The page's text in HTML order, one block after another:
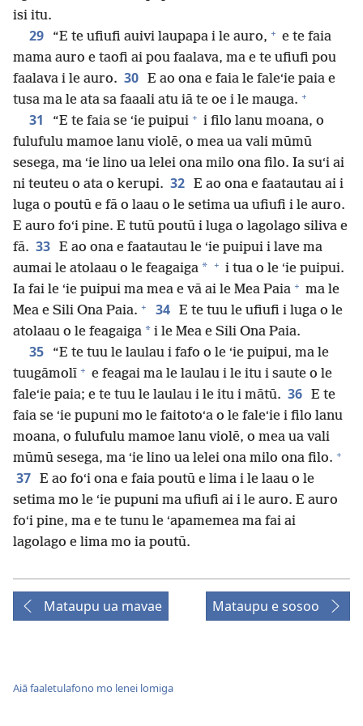
isi itu.
29 “E te ufiufi auivi laupapa i le auro, + e te faia
mama auro e taofi ai pou faalava, ma e te ufiufi pou
faalava i le auro. 30 E ao ona e faia le faleʻie paia e
tusa ma le ata sa faaali atu iā te oe i le mauga. +
31 “E te faia se ʻie puipui + i filo lanu moana, o
fulufulu mamoe lanu violē, o mea ua vali mūmū
sesega, ma ʻie lino ua lelei ona milo ona filo. Ia suʻi ai
ni teuteu o ata o kerupi. 32 E ao ona e faatautau ai i
luga o poutū e fā o laau o le setima ua ufiufi i le auro.
E auro foʻi pine. E tutū poutū i luga o lagolago siliva e
fā. 33 E ao ona e faatautau le ʻie puipui i lave ma
aumai le atolaau o le feagaiga * + i tua o le ʻie puipui.
Ia fai le ʻie puipui ma mea e vā ai le Mea Paia + ma le
Mea e Sili Ona Paia. + 34 E te tuu le ufiufi i luga o le
atolaau o le feagaiga * i le Mea e Sili Ona Paia.
35
“E te tuu le laulau i fafo o le ʻie puipui, ma le
tuugāmolī + e feagai ma le laulau i le itu i saute o le
faleʻie paia; e te tuu le laulau i le itu i mātū. 36 E te
faia se ʻie pupuni mo le faitotoʻa o le faleʻie i filo lanu
moana, o fulufulu mamoe lanu violē, o mea ua vali
mūmū sesega, ma ʻie lino ua lelei ona milo ona filo. +
37 E ao foʻi ona e faia poutū e lima i le laau o le
setima mo le ʻie pupuni ma ufiufi ai i le auro. E auro
foʻi pine, ma e te tunu le ʻapamemea ma fai ai
lagolago e lima mo ia poutū.
Mataupu ua mavae Mataupu e sosoo
Aiā faaletulafono mo lenei lomiga